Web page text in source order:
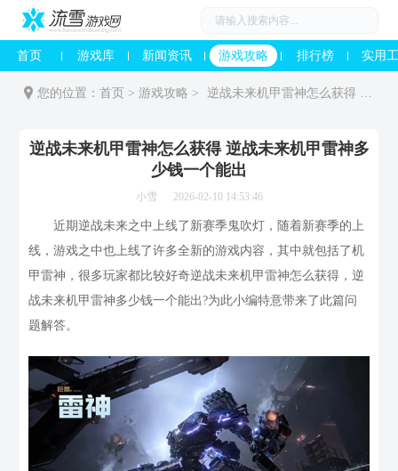
首页 游戏库 新闻资讯 游戏攻略 排行榜 实用
您的位置：首页 >游戏攻略 > 逆战未来机甲雷神怎么获得 逆战未来机甲雷神多少钱一个能出
逆战未来机甲雷神怎么获得 逆战未来机甲雷神多
少钱一个能出
小雪 2026-02-10 14:53:46
近期逆战未来之中上线了新赛季鬼吹灯，随着新赛季的上
线，游戏之中也上线了许多全新的游戏内容，其中就包括了机
甲雷神，很多玩家都比较好奇逆战未来机甲雷神怎么获得，逆
战未来机甲雷神多少钱一个能出?为此小编特意带来了此篇问
题解答。